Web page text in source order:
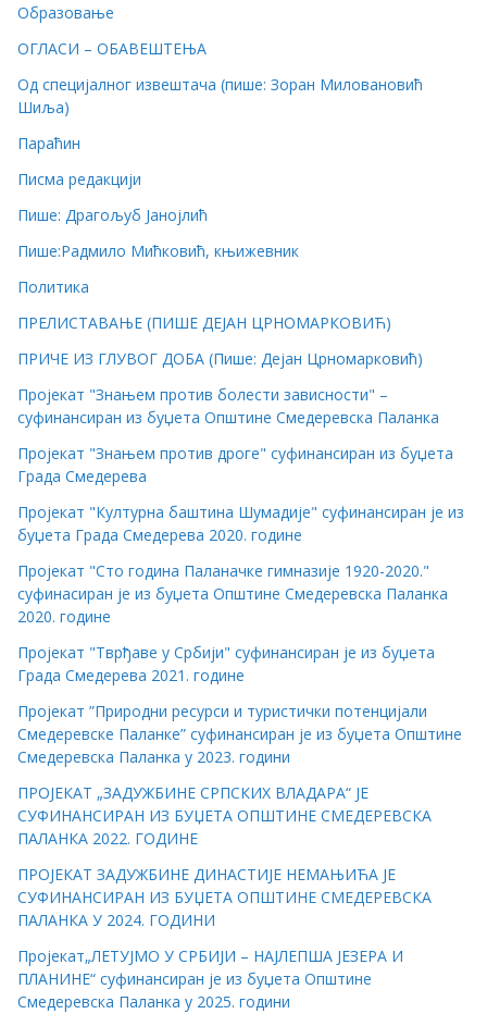
Образовање
ОГЛАСИ – ОБАВЕШТЕЊА
Од специјалног извештача (пише: Зоран Миловановић
Шиља)
Параћин
Писма редакцији
Пише: Драгољуб Јанојлић
Пише:Радмило Мићковић, књижевник
Политика
ПРЕЛИСТАВАЊЕ (ПИШЕ ДЕЈАН ЦРНОМАРКОВИЋ)
ПРИЧЕ ИЗ ГЛУВОГ ДОБА (Пише: Дејан Црномарковић)
Пројекат "Знањем против болести зависности" –
суфинансиран из буџета Општине Смедеревска Паланка
Пројекат "Знањем против дроге" суфинансиран из буџета
Града Смедерева
Пројекат "Културна баштина Шумадије" суфинансиран је из
буџета Града Смедерева 2020. године
Пројекат "Сто година Паланачке гимназије 1920-2020."
суфинасиран је из буџета Општине Смедеревска Паланка
2020. године
Пројекат "Тврђаве у Србији" суфинансиран је из буџета
Града Смедерева 2021. године
Пројекат ”Природни ресурси и туристички потенцијали
Смедеревске Паланке” суфинансиран је из буџета Општине
Смедеревска Паланка у 2023. години
ПРОЈЕКАТ „ЗАДУЖБИНЕ СРПСКИХ ВЛАДАРА“ ЈЕ
СУФИНАНСИРАН ИЗ БУЏЕТА ОПШТИНЕ СМЕДЕРЕВСКА
ПАЛАНКА 2022. ГОДИНЕ
ПРОЈЕКАТ ЗАДУЖБИНЕ ДИНАСТИЈЕ НЕМАЊИЋА ЈЕ
СУФИНАНСИРАН ИЗ БУЏЕТА ОПШТИНЕ СМЕДЕРЕВСКА
ПАЛАНКА У 2024. ГОДИНИ
Пројекат„ЛЕТУЈМО У СРБИЈИ – НАЈЛЕПША ЈЕЗЕРА И
ПЛАНИНЕ“ суфинансиран је из буџета Општине
Смедеревска Паланка у 2025. години